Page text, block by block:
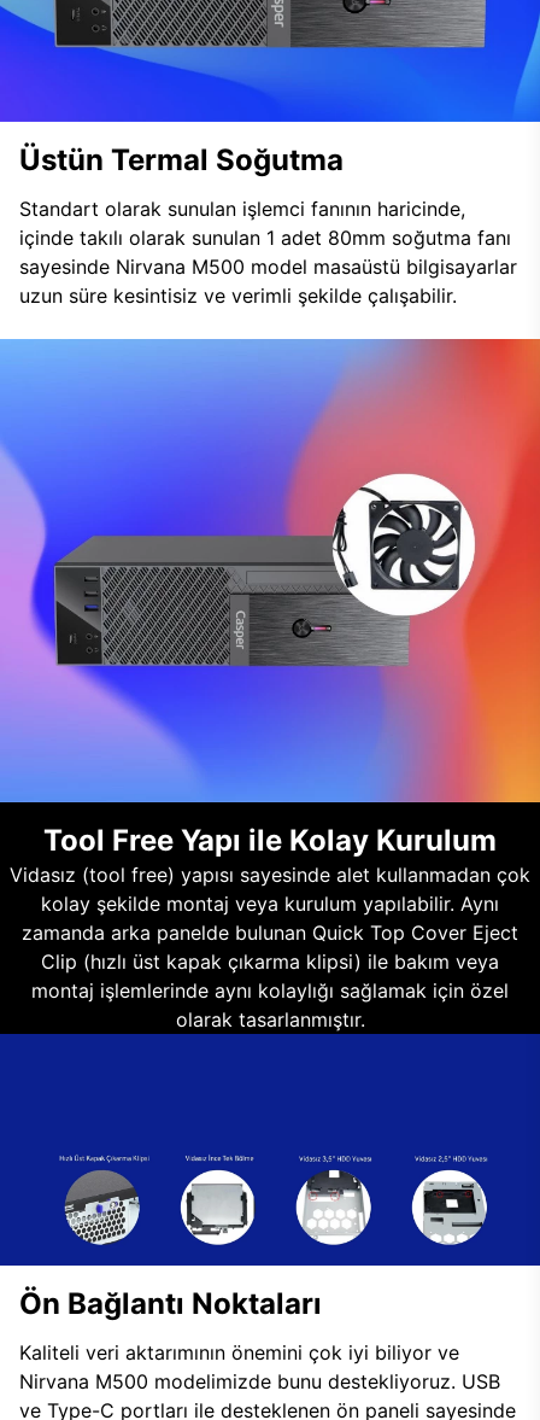
Üstün Termal Soğutma
Standart olarak sunulan işlemci fanının haricinde,
içinde takılı olarak sunulan 1 adet 80mm soğutma fanı
sayesinde Nirvana M500 model masaüstü bilgisayarlar
uzun süre kesintisiz ve verimli şekilde çalışabilir.
Tool Free Yapı ile Kolay Kurulum
Vidasız (tool free) yapısı sayesinde alet kullanmadan çok
kolay şekilde montaj veya kurulum yapılabilir. Aynı
zamanda arka panelde bulunan Quick Top Cover Eject
Clip (hızlı üst kapak çıkarma klipsi) ile bakım veya
montaj işlemlerinde aynı kolaylığı sağlamak için özel
olarak tasarlanmıştır.
Ön Bağlantı Noktaları
Kaliteli veri aktarımının önemini çok iyi biliyor ve
Nirvana M500 modelimizde bunu destekliyoruz. USB
ve Type-C portları ile desteklenen ön paneli sayesinde